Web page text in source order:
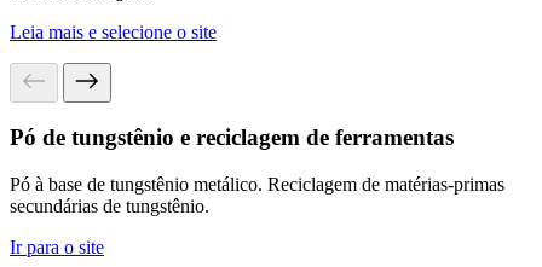
Leia mais e selecione o site
Pó de tungstênio e reciclagem de ferramentas
Pó à base de tungstênio metálico. Reciclagem de matérias-primas
secundárias de tungstênio.
Ir para o site